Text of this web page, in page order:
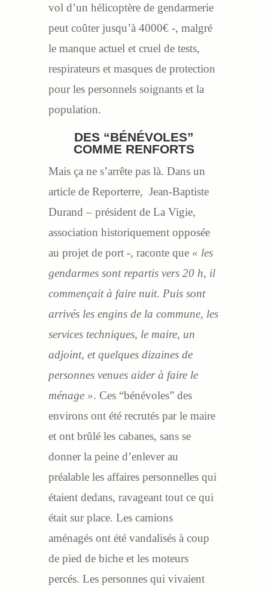
vol d’un hélicoptère de gendarmerie
peut coûter jusqu’à 4000€ -, malgré
le manque actuel et cruel de tests,
respirateurs et masques de protection
pour les personnels soignants et la
population.
DES “BÉNÉVOLES”
COMME RENFORTS
Mais ça ne s’arrête pas là. Dans un
article de Reporterre, Jean-Baptiste
Durand – président de La Vigie,
association historiquement opposée
au projet de port -, raconte que « les
gendarmes sont repartis vers 20 h, il
commençait à faire nuit. Puis sont
arrivés les engins de la commune, les
services techniques, le maire, un
adjoint, et quelques dizaines de
personnes venues aider à faire le
ménage ». Ces “bénévoles” des
environs ont été recrutés par le maire
et ont brûlé les cabanes, sans se
donner la peine d’enlever au
préalable les affaires personnelles qui
étaient dedans, ravageant tout ce qui
était sur place. Les camions
aménagés ont été vandalisés à coup
de pied de biche et les moteurs
percés. Les personnes qui vivaient